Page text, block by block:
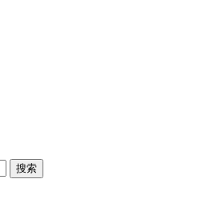
搜索